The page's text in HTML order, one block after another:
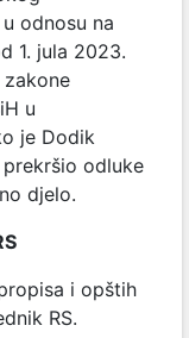
odnosu na
1. jula 2023.
u
je Dodik
odluke
djelo.
i opštih
RS.